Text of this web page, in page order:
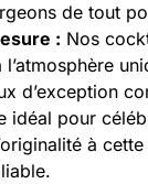
de tout
: Nos
d’exception
idéal pour
à